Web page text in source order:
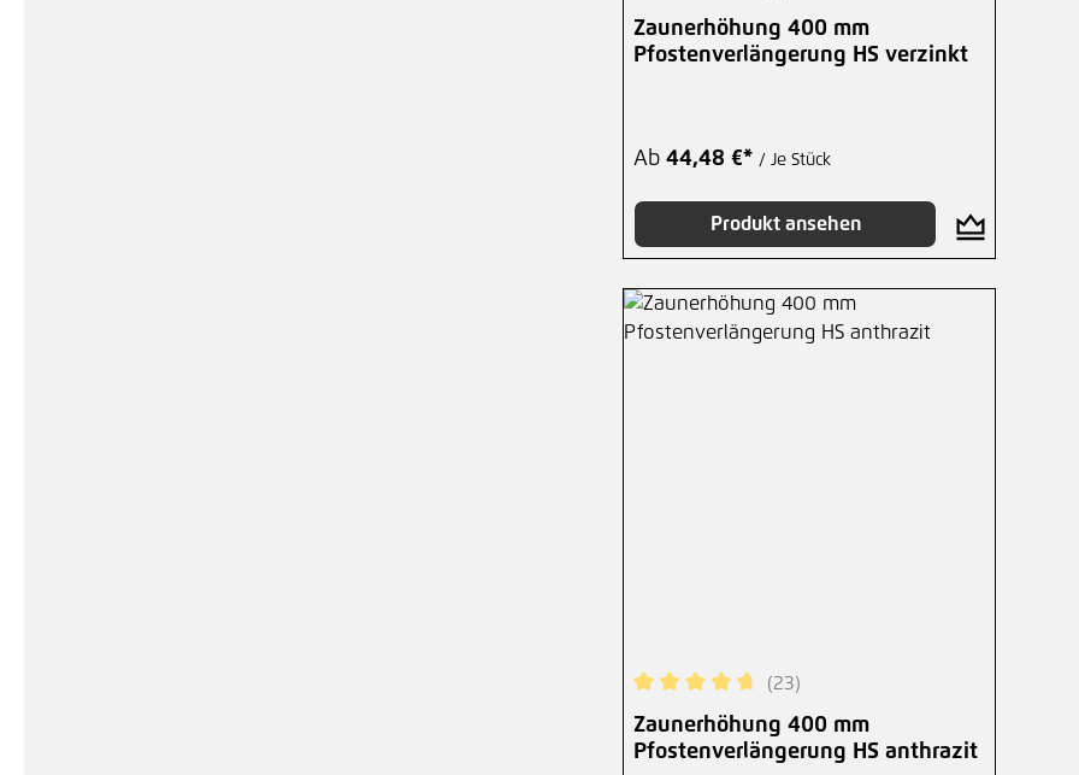
Durchschnittliche Bewertung von 5 von 5
Zaunerhöhung 400 mm
Pfostenverlängerung HS verzinkt
Ab 44,48 €* / Je Stück
Produkt ansehen
Durchschnittliche Bewertung von 4.83 von 5
(23)
Zaunerhöhung 400 mm
Pfostenverlängerung HS anthrazit